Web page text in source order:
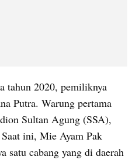
tahun 2020, pemiliknya
Putra. Warung pertama
Sultan Agung (SSA),
ini, Mie Ayam Pak
satu cabang yang di daerah